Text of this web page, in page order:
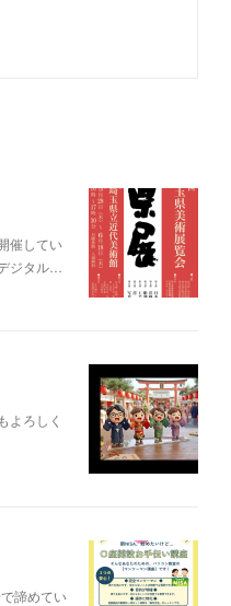
催してい
ジタル…
よろしく
諦めてい